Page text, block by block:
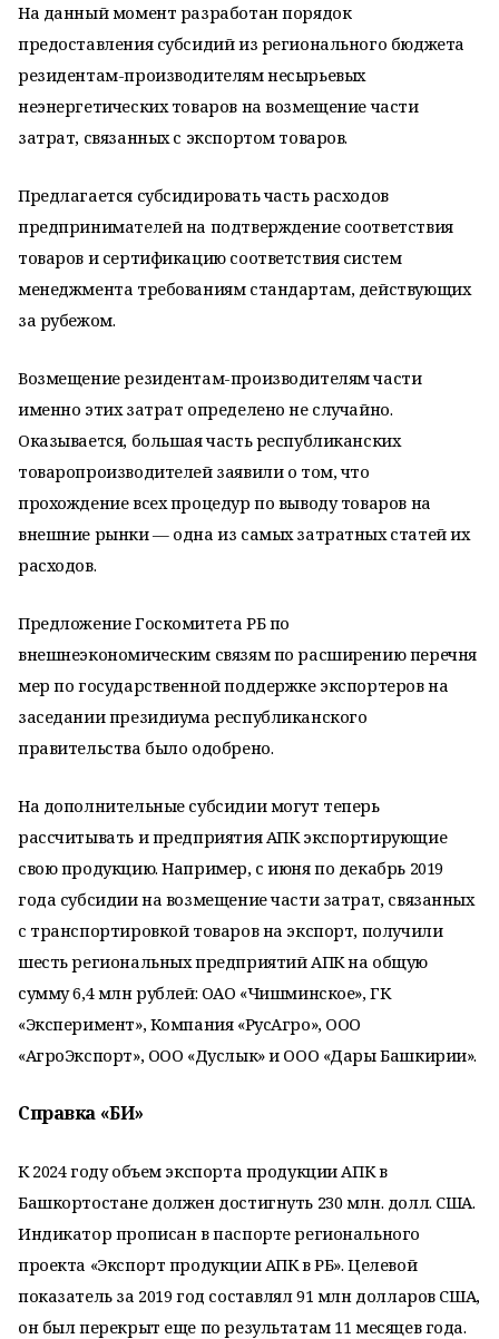
На данный момент разработан порядок
предоставления субсидий из регионального бюджета
резидентам-производителям несырьевых
неэнергетических товаров на возмещение части
затрат, связанных с экспортом товаров.
Предлагается субсидировать часть расходов
предпринимателей на подтверждение соответствия
товаров и сертификацию соответствия систем
менеджмента требованиям стандартам, действующих
за рубежом.
Возмещение резидентам-производителям части
именно этих затрат определено не случайно.
Оказывается, большая часть республиканских
товаропроизводителей заявили о том, что
прохождение всех процедур по выводу товаров на
внешние рынки — одна из самых затратных статей их
расходов.
Предложение Госкомитета РБ по
внешнеэкономическим связям по расширению перечня
мер по государственной поддержке экспортеров на
заседании президиума республиканского
правительства было одобрено.
На дополнительные субсидии могут теперь
рассчитывать и предприятия АПК экспортирующие
свою продукцию. Например, с июня по декабрь 2019
года субсидии на возмещение части затрат, связанных
с транспортировкой товаров на экспорт, получили
шесть региональных предприятий АПК на общую
сумму 6,4 млн рублей: ОАО «Чишминское», ГК
«Эксперимент», Компания «РусАгро», ООО
«АгроЭкспорт», ООО «Дуслык» и ООО «Дары Башкирии».
Справка «БИ»
К 2024 году объем экспорта продукции АПК в
Башкортостане должен достигнуть 230 млн. долл. США.
Индикатор прописан в паспорте регионального
проекта «Экспорт продукции АПК в РБ». Целевой
показатель за 2019 год составлял 91 млн долларов США,
он был перекрыт еще по результатам 11 месяцев года.